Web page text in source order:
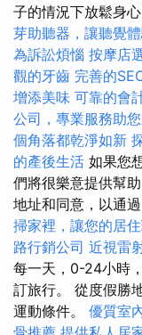
子的情況下放鬆身心
芽助聽器，讓聽覺
為訴訟煩惱 按摩店
觀的牙齒 完善的
增添美味 可靠的會
公司，專業服務助
個角落都乾淨如新
的產後生活 如果您
們將很樂意提供幫助
地址和同意，以通
掃家裡，讓您的居
路行銷公司 近視雷
每一天，0-24小時
訂旅行。 從度假勝
運動條件。 優質室